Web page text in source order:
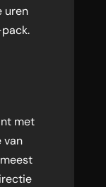
uren
met
van